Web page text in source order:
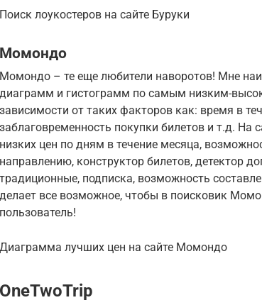
Поиск лоукостеров на сайте Буруки
Момондо
Момондо – те еще любители наворотов! Мне
диаграмм и гистограмм по самым низким-
зависимости от таких факторов как: время в
заблаговременность покупки билетов и т.д. На
низких цен по дням в течение месяца,
направлению, конструктор билетов, детектор
традиционные, подписка, возможность
делает все возможное, чтобы в поисковик
пользователь!
Диаграмма лучших цен на сайте Момондо
OneTwoTrip